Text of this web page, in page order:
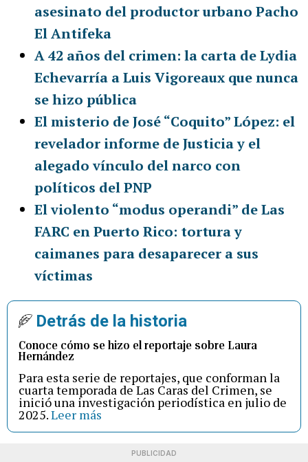
asesinato del productor urbano Pacho
El Antifeka
A 42 años del crimen: la carta de Lydia
Echevarría a Luis Vigoreaux que nunca
se hizo pública
El misterio de José “Coquito” López: el
revelador informe de Justicia y el
alegado vínculo del narco con
políticos del PNP
El violento “modus operandi” de Las
FARC en Puerto Rico: tortura y
caimanes para desaparecer a sus
víctimas
Detrás de la historia
Conoce cómo se hizo el reportaje sobre Laura
Hernández
Para esta serie de reportajes, que conforman la
cuarta temporada de Las Caras del Crimen, se
inició una investigación periodística en julio de
2025.Leer más
PUBLICIDAD